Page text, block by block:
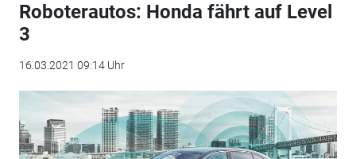
Roboterautos: Honda fährt auf Level
3
16.03.2021 09:14 Uhr